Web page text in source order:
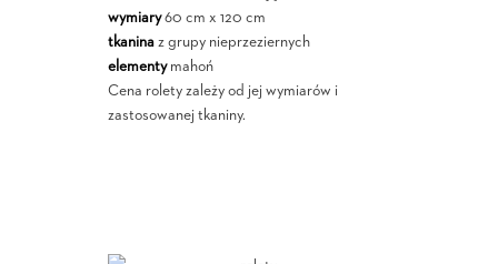
wymiary60 cm x 120 cm
tkaninaz grupy nieprzeziernych
elementymahoń
Cena rolety zależy od jej wymiarów i
zastosowanej tkaniny.